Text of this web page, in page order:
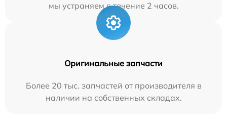
мы устраняем в течение 2 часов.
Оригинальные запчасти
Более 20 тыс. запчастей от производителя в
наличии на собственных складах.